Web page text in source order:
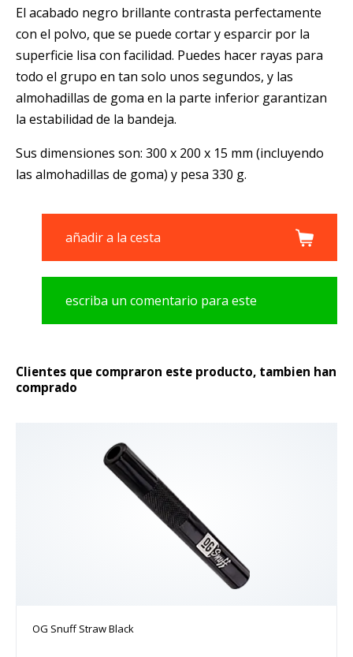
El acabado negro brillante contrasta perfectamente
con el polvo, que se puede cortar y esparcir por la
superficie lisa con facilidad. Puedes hacer rayas para
todo el grupo en tan solo unos segundos, y las
almohadillas de goma en la parte inferior garantizan
la estabilidad de la bandeja.
Sus dimensiones son: 300 x 200 x 15 mm (incluyendo
las almohadillas de goma) y pesa 330 g.
añadir a la cesta
escriba un comentario para este
Clientes que compraron este producto, tambien han
comprado
OG Snuff Straw Black